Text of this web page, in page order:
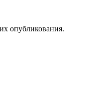
опубликования.